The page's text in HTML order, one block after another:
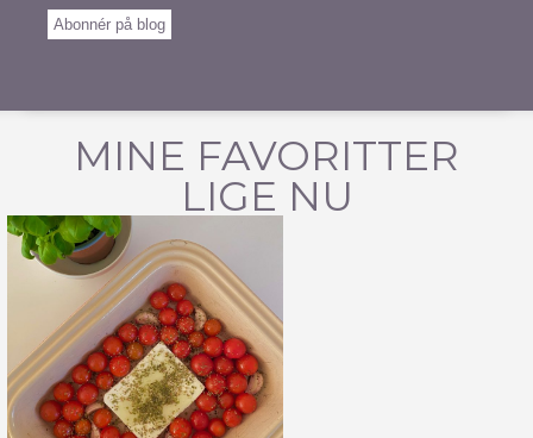
Abonnér på blog
MINE FAVORITTER
LIGE NU